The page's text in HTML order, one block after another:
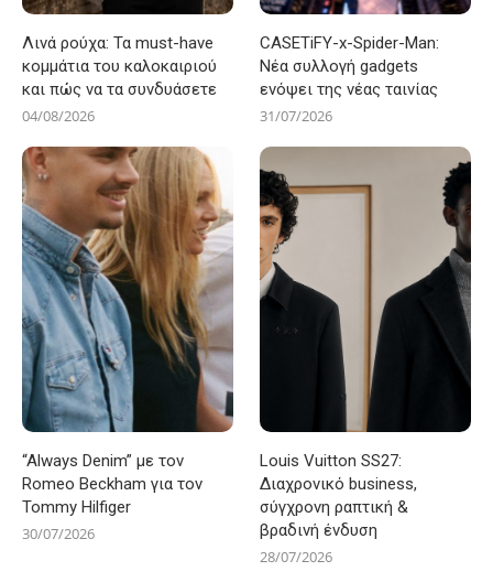
Λινά ρούχα: Τα must-have
κομμάτια του καλοκαιριού
και πώς να τα συνδυάσετε
04/08/2026
CASETiFY-x-Spider-Man:
Νέα συλλογή gadgets
ενόψει της νέας ταινίας
31/07/2026
“Always Denim” με τον
Romeo Beckham για τον
Tommy Hilfiger
30/07/2026
Louis Vuitton SS27:
Διαχρονικό business,
σύγχρονη ραπτική &
βραδινή ένδυση
28/07/2026